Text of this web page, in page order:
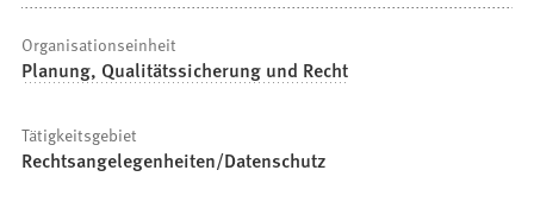
Organisationseinheit
Planung, Qualitätssicherung und Recht
Tätigkeitsgebiet
Rechtsangelegenheiten/Datenschutz